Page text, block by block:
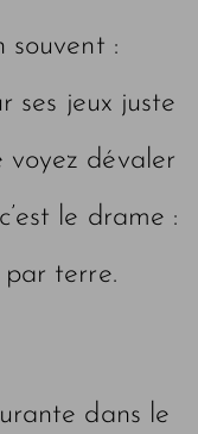
souvent :
ses jeux juste
voyez dévaler
le drame :
terre.
dans le